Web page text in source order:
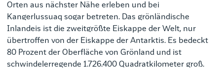
Orten aus nächster Nähe erleben und bei
Kangerlussuaq sogar betreten. Das grönländische
Inlandeis ist die zweitgrößte Eiskappe der Welt, nur
übertroffen von der Eiskappe der Antarktis. Es bedeckt
80 Prozent der Oberfläche von Grönland und ist
schwindelerregende 1.726.400 Quadratkilometer groß.